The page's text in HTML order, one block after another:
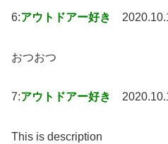
6:アウトドアー好き
おつおつ
7:アウトドアー好き
This is description